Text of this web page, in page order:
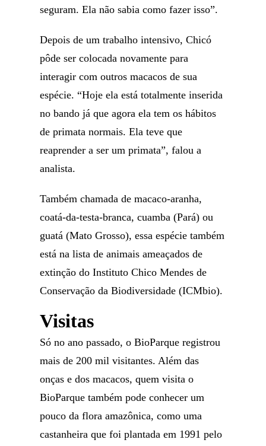
seguram. Ela não sabia como fazer isso”.
Depois de um trabalho intensivo, Chicó
pôde ser colocada novamente para
interagir com outros macacos de sua
espécie. “Hoje ela está totalmente inserida
no bando já que agora ela tem os hábitos
de primata normais. Ela teve que
reaprender a ser um primata”, falou a
analista.
Também chamada de macaco-aranha,
coatá-da-testa-branca, cuamba (Pará) ou
guatá (Mato Grosso), essa espécie também
está na lista de animais ameaçados de
extinção do Instituto Chico Mendes de
Conservação da Biodiversidade (ICMbio).
Visitas
Só no ano passado, o BioParque registrou
mais de 200 mil visitantes. Além das
onças e dos macacos, quem visita o
BioParque também pode conhecer um
pouco da flora amazônica, como uma
castanheira que foi plantada em 1991 pelo